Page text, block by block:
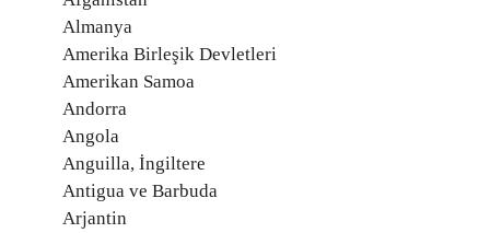
Almanya
Amerika Birleşik Devletleri
Amerikan Samoa
Andorra
Angola
Anguilla, İngiltere
Antigua ve Barbuda
Arjantin